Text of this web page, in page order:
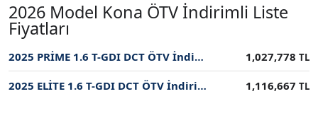
2026 Model Kona ÖTV İndirimli Liste
Fiyatları
2025 PRİME 1.6 T-GDI DCT ÖTV İndirimli Fiyatı 1,027,778 TL
2025 ELİTE 1.6 T-GDI DCT ÖTV İndirimli Fiyatı 1,116,667 TL